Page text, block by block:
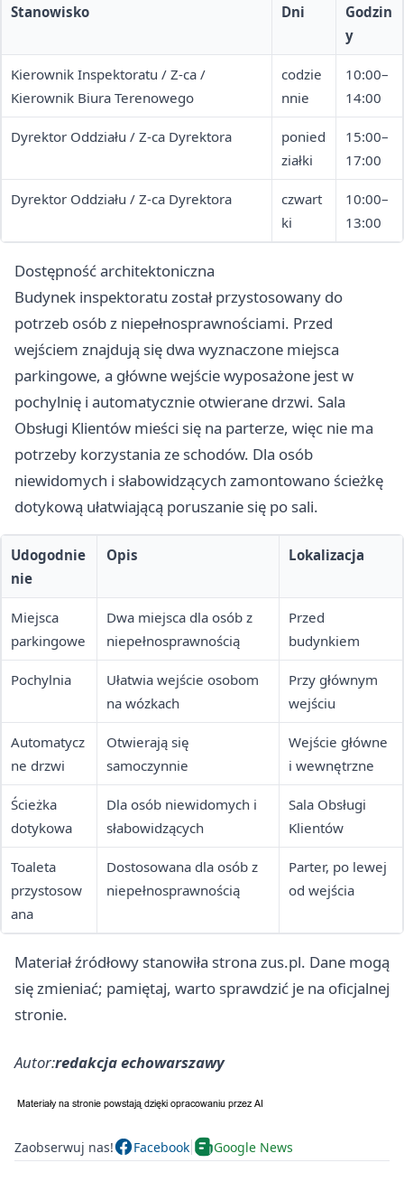
Stanowisko Dni
Godzin
y
Kierownik Inspektoratu / Z-ca /
Kierownik Biura Terenowego
codzie
nnie
10:00–
14:00
Dyrektor Oddziału / Z-ca Dyrektora
ponied
ziałki
15:00–
17:00
Dyrektor Oddziału / Z-ca Dyrektora
czwart
ki
10:00–
13:00
Dostępność architektoniczna
Budynek inspektoratu został przystosowany do
potrzeb osób z niepełnosprawnościami. Przed
wejściem znajdują się dwa wyznaczone miejsca
parkingowe, a główne wejście wyposażone jest w
pochylnię i automatycznie otwierane drzwi. Sala
Obsługi Klientów mieści się na parterze, więc nie ma
potrzeby korzystania ze schodów. Dla osób
niewidomych i słabowidzących zamontowano ścieżkę
dotykową ułatwiającą poruszanie się po sali.
Udogodnie
nie
Opis Lokalizacja
Miejsca
parkingowe
Dwa miejsca dla osób z
niepełnosprawnością
Przed
budynkiem
Pochylnia
Ułatwia wejście osobom
na wózkach
Przy głównym
wejściu
Automatycz
ne drzwi
Otwierają się
samoczynnie
Wejście główne
i wewnętrzne
Ścieżka
dotykowa
Dla osób niewidomych i
słabowidzących
Sala Obsługi
Klientów
Toaleta
przystosow
ana
Dostosowana dla osób z
niepełnosprawnością
Parter, po lewej
od wejścia
Materiał źródłowy stanowiła strona zus.pl. Dane mogą
się zmieniać; pamiętaj, warto sprawdzić je na oficjalnej
stronie.
Autor:redakcja echowarszawy
Zaobserwuj nas! Facebook Google News